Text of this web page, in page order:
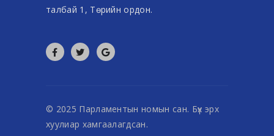
талбай 1, Төрийн ордон.
© 2025 Парламентын номын сан. Бүх эрх
хуулиар хамгаалагдсан.